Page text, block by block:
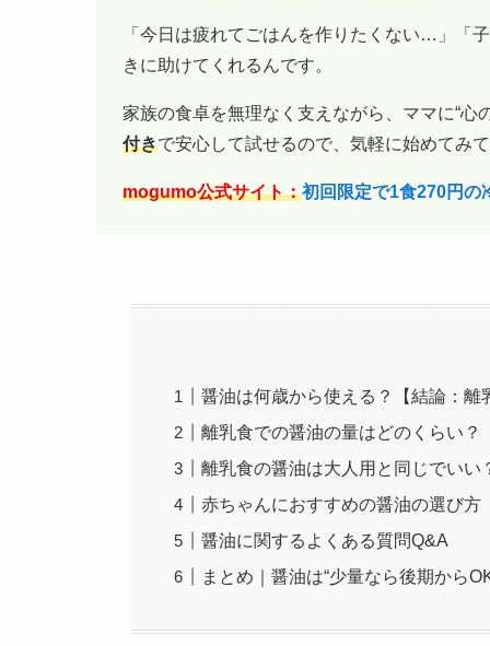
「今日は疲れてごはんを作りたくない…」「
きに助けてくれるんです。
家族の食卓を無理なく支えながら、ママに“心
付きで安心して試せるので、気軽に始めてみ
mogumo公式サイト：初回限定で1食270円の
醤油は何歳から使える？【結論：離
離乳食での醤油の量はどのくらい？
離乳食の醤油は大人用と同じでいい
赤ちゃんにおすすめの醤油の選び方
醤油に関するよくある質問Q&A
まとめ｜醤油は“少量なら後期から